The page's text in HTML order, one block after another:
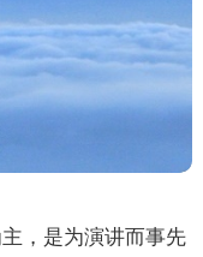
，是为演讲而事先